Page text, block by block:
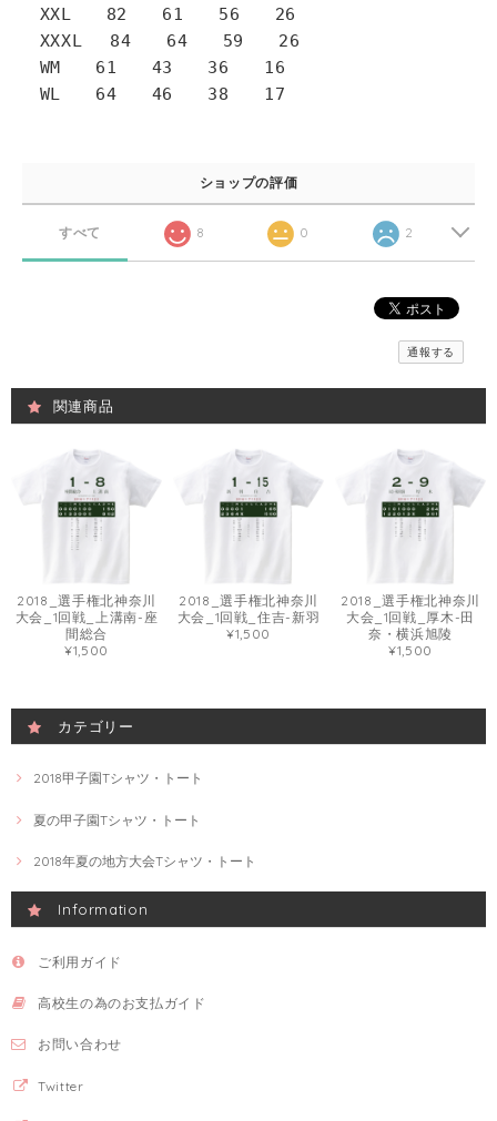
XXL 82 61 56 26
XXXL 84 64 59 26
WM 61 43 36 16
WL 64 46 38 17
ショップの評価
すべて 8 0 2
通報する
関連商品
2018_選手権北神奈川
大会_1回戦_上溝南-座
間総合
¥1,500
2018_選手権北神奈川
大会_1回戦_住吉-新羽
¥1,500
2018_選手権北神奈川
大会_1回戦_厚木-田
奈・横浜旭陵
¥1,500
カテゴリー
2018甲子園Tシャツ・トート
夏の甲子園Tシャツ・トート
2018年夏の地方大会Tシャツ・トート
Information
ご利用ガイド
高校生の為のお支払ガイド
お問い合わせ
Twitter